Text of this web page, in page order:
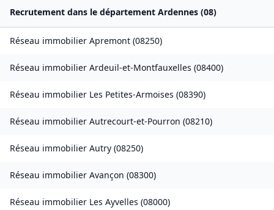
Recrutement dans le département Ardennes (08)
Réseau immobilier Apremont (08250)
Réseau immobilier Ardeuil-et-Montfauxelles (08400)
Réseau immobilier Les Petites-Armoises (08390)
Réseau immobilier Autrecourt-et-Pourron (08210)
Réseau immobilier Autry (08250)
Réseau immobilier Avançon (08300)
Réseau immobilier Les Ayvelles (08000)